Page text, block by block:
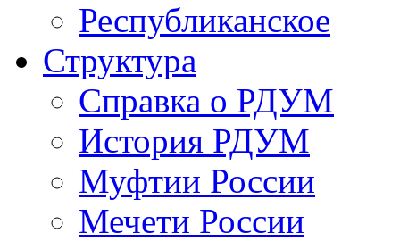
Республиканское
Структура
Справка о РДУМ
История РДУМ
Муфтии России
Мечети России